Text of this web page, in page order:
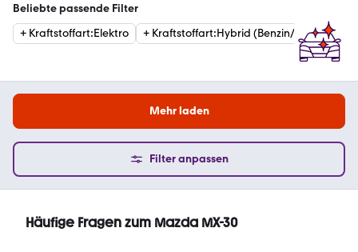
Beliebte passende Filter
+ Kraftstoffart:Elektro + Kraftstoffart:Hybrid (Benzin/Elektro)
Mehr laden
Filter anpassen
Häufige Fragen zum Mazda MX-30